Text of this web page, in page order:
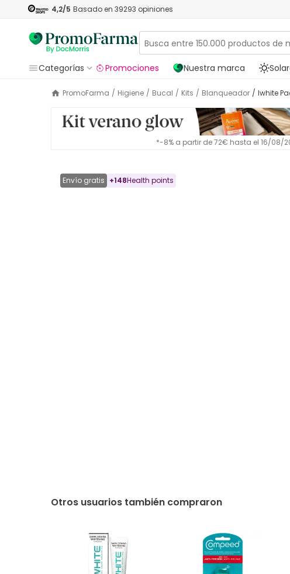
4,2/5 Basado en 39293 opiniones
Categorías
Promociones Nuestra marca
PromoFarma / Higiene / Bucal / Kits / Blanqueador / Iwhite
*-8% a partir de 72€ hasta el 16/08/
Envío gratis +148Health points
Otros usuarios también compraron